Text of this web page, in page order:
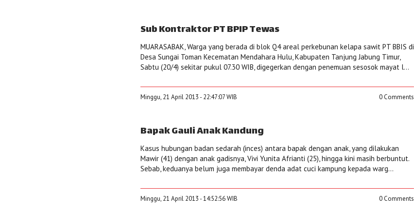
Sub Kontraktor PT BPIP Tewas
MUARASABAK, Warga yang berada di blok Q4 areal perkebunan kelapa sawit PT BBIS di
Desa Sungai Toman Kecematan Mendahara Hulu, Kabupaten Tanjung Jabung Timur,
Sabtu (20/4) sekitar pukul 07.30 WIB, digegerkan dengan penemuan sesosok mayat l...
Minggu, 21 April 2013 - 22:47:07 WIB 0 Comments
Bapak Gauli Anak Kandung
Kasus hubungan badan sedarah (inces) antara bapak dengan anak, yang dilakukan
Mawir (41) dengan anak gadisnya, Vivi Yunita Afrianti (25), hingga kini masih berbuntut.
Sebab, keduanya belum juga membayar denda adat cuci kampung kepada warg...
Minggu, 21 April 2013 - 14:52:56 WIB 0 Comments